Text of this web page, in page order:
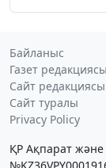
Байланыс
Газет редакциясы
Сайт редакциясы
Сайт туралы
Privacy Policy
ҚР Ақпарат және